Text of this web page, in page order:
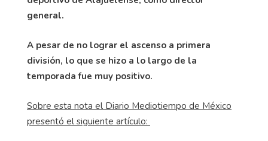
general.
A pesar de no lograr el ascenso a primera
división, lo que se hizo a lo largo de la
temporada fue muy positivo.
Sobre esta nota el Diario Mediotiempo de México
presentó el siguiente artículo: